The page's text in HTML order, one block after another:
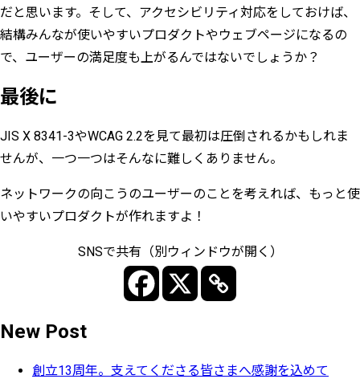
だと思います。そして、アクセシビリティ対応をしておけば、
結構みんなが使いやすいプロダクトやウェブページになるの
で、ユーザーの満足度も上がるんではないでしょうか？
最後に
JIS X 8341-3やWCAG 2.2を見て最初は圧倒されるかもしれま
せんが、一つ一つはそんなに難しくありません。
ネットワークの向こうのユーザーのことを考えれば、もっと使
いやすいプロダクトが作れますよ！
SNSで共有（別ウィンドウが開く）
New Post
創立13周年。支えてくださる皆さまへ感謝を込めて